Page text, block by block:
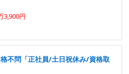
3,900円
不問「正社員/土日祝休み/資格取